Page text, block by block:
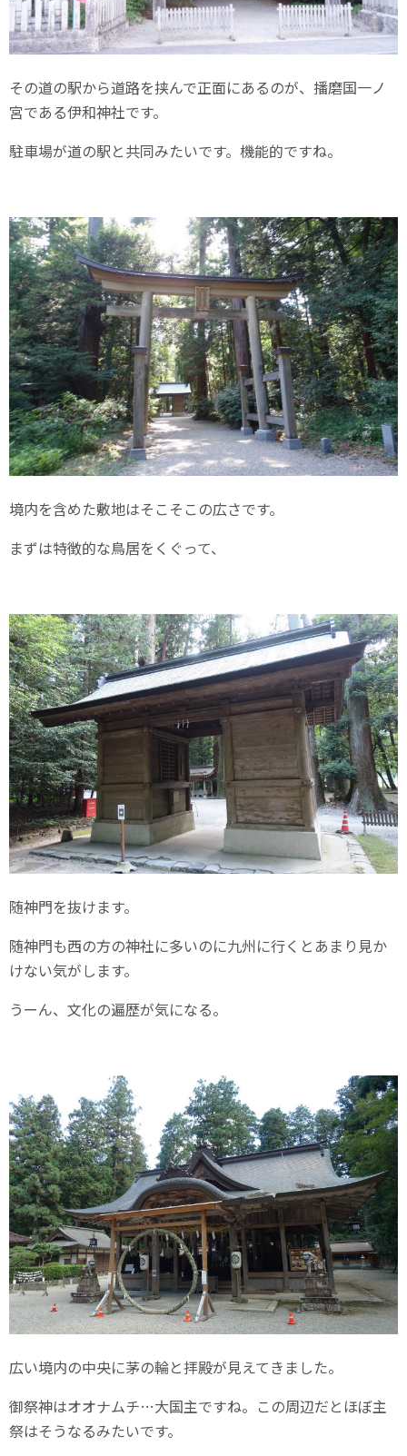
その道の駅から道路を挟んで正面にあるのが、播磨国一ノ
宮である伊和神社です。
駐車場が道の駅と共同みたいです。機能的ですね。
境内を含めた敷地はそこそこの広さです。
まずは特徴的な鳥居をくぐって、
随神門を抜けます。
随神門も西の方の神社に多いのに九州に行くとあまり見か
けない気がします。
うーん、文化の遍歴が気になる。
広い境内の中央に茅の輪と拝殿が見えてきました。
御祭神はオオナムチ…大国主ですね。この周辺だとほぼ主
祭はそうなるみたいです。